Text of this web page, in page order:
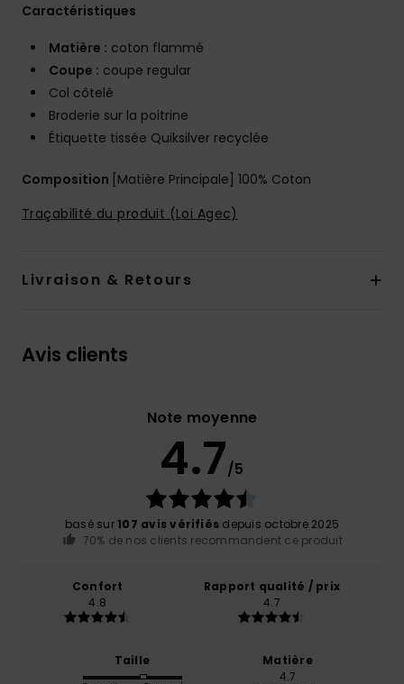
Caractéristiques
Matière : coton flammé
Coupe : coupe regular
Col côtelé
Broderie sur la poitrine
Étiquette tissée Quiksilver recyclée
Composition [Matière Principale] 100% Coton
Traçabilité du produit (Loi Agec)
Livraison & Retours
Avis clients
Note moyenne
4.7/5
basé sur 107 avis vérifiés depuis octobre 2025
70% de nos clients recommandent ce produit
Confort
4.8
Rapport qualité / prix
4.7
Taille
Matière
4.7